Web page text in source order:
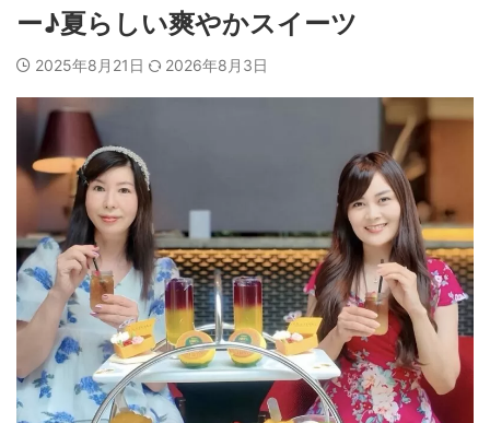
ー♪夏らしい爽やかスイーツ
2025年8月21日 2026年8月3日